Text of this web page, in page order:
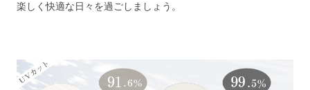
楽しく快適な日々を過ごしましょう。